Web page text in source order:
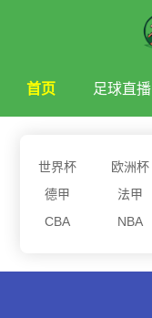
首页 足球直播
世界杯 欧洲杯
德甲
法甲
CBA
NBA